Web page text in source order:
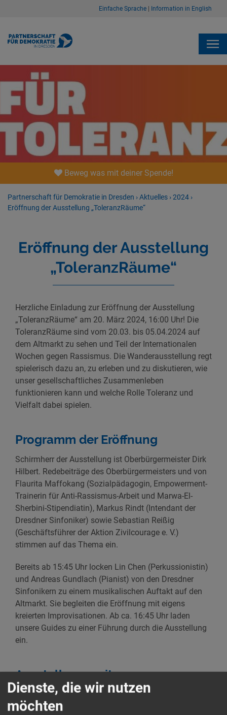
Einfache Sprache Information in English
Beweg was mit deiner Spende!
Partnerschaft für Demokratie in Dresden ›Aktuelles ›2024 ›
Eröffnung der Ausstellung „ToleranzRäume“
Eröffnung der Ausstellung
„ToleranzRäume“
Herzliche Einladung zur Eröffnung der Ausstellung
„ToleranzRäume“ am 20. März 2024, 16:00 Uhr! Die
ToleranzRäume sind vom 20.03. bis 05.04.2024 auf
dem Altmarkt zu sehen und Teil der Internationalen
Wochen gegen Rassismus. Die Wanderausstellung regt
spielerisch dazu an, zu erleben und zu diskutieren, wie
unser gesellschaftliches Zusammenleben
funktionieren kann und welche Rolle Toleranz und
Vielfalt dabei spielen.
Programm der Eröffnung
Schirmherr der Ausstellung ist Oberbürgermeister Dirk
Hilbert. Redebeiträge des Oberbürgermeisters und von
Flaurita Maffokang (Sozialpädagogin, Empowerment-
Trainerin für Anti-Rassismus-Arbeit und Marwa-El-
Sherbini-Stipendiatin), Markus Rindt (Intendant der
Dresdner Sinfoniker) sowie Sebastian Reißig
(Geschäftsführer der Aktion Zivilcourage e. V.)
stimmen auf das Thema ein.
Bereits ab 15:45 Uhr locken Lin Chen (Perkussionistin)
und Andreas Gundlach (Pianist) von den Dresdner
Sinfonikern zu einem musikalischen Auftakt auf den
Altmarkt. Sie begleiten die Eröffnung mit eigens
kreierten Improvisationen. Ab ca. 16:45 Uhr laden
unsere Guides zu einer Führung durch die Ausstellung
ein.
Ausstellungszeitraum
Die ToleranzRäume sind im Ausstellungszeitraum
durchgängig geöffnet und können eigenständig
Dienste, die wir nutzen
möchten